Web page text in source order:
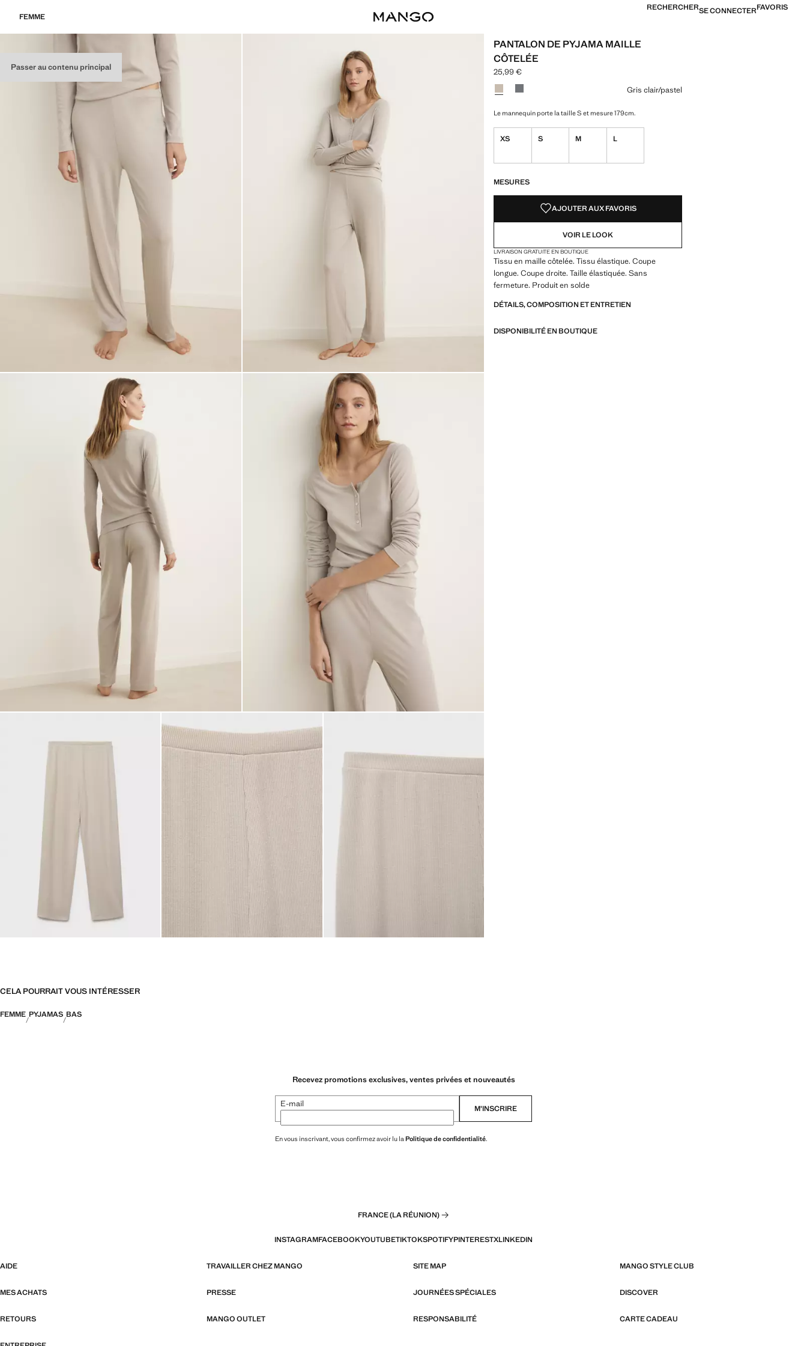
Passer au contenu principal
FEMME
RECHERCHERSE CONNECTERFAVORIS
PANTALON DE PYJAMA MAILLE
CÔTELÉE
Prix actuel [25,99 € ]
25,99 €
Choisissez une couleur
Couleur Gris clair/pastel sélectionnée
Couleur Gris chiné moyen
Gris clair/pastel
Le mannequin porte la taille S et mesure 179cm.
XS S M L
MESURES
AJOUTER AUX FAVORIS
VOIR LE LOOK
LIVRAISON GRATUITE EN BOUTIQUE
Tissu en maille côtelée. Tissu élastique. Coupe
longue. Coupe droite. Taille élastiquée. Sans
fermeture. Produit en solde
DÉTAILS, COMPOSITION ET ENTRETIEN
DISPONIBILITÉ EN BOUTIQUE
CELA POURRAIT VOUS INTÉRESSER
FEMME PYJAMAS BAS
Recevez promotions exclusives, ventes privées et nouveautés
E-mail M’INSCRIRE
En vous inscrivant, vous confirmez avoir lu laPolitique de confidentialité.
FRANCE (LA RÉUNION)
INSTAGRAMFACEBOOKYOUTUBETIKTOKSPOTIFYPINTERESTXLINKEDIN
AIDE TRAVAILLER CHEZ MANGO SITE MAP MANGO STYLE CLUB
MES ACHATS PRESSE JOURNÉES SPÉCIALES DISCOVER
RETOURS MANGO OUTLET RESPONSABILITÉ CARTE CADEAU